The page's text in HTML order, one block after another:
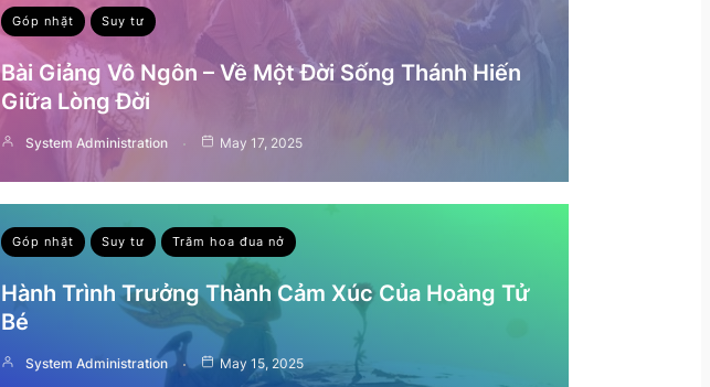
Góp nhặt Suy tư
Bài Giảng Vô Ngôn – Về Một Đời Sống Thánh Hiến
Giữa Lòng Đời
System Administration May 17, 2025
Góp nhặt Suy tư Trăm hoa đua nở
Hành Trình Trưởng Thành Cảm Xúc Của Hoàng Tử
Bé
System Administration May 15, 2025